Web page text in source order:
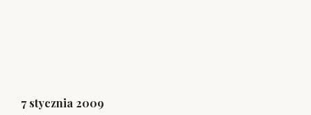
7 stycznia 2009